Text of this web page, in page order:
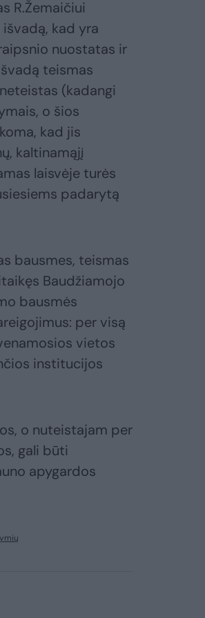
R.Žemaičiui
kad yra
nuostatas ir
teismas
(kadangi
o šios
kad jis
kaltinamąjį
laisvėje turės
padarytą
bausmes, teismas
Baudžiamojo
bausmės
per visą
vietos
institucijos
o nuteistajam per
gali būti
apygardos